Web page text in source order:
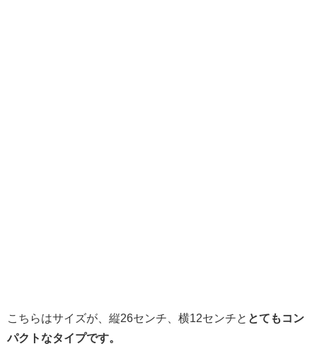
こちらはサイズが、縦26センチ、横12センチと とてもコン
パクトなタイプです。